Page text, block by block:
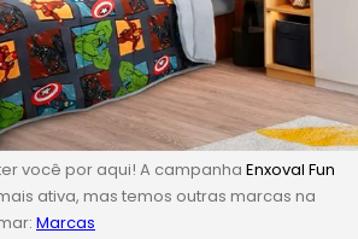
você por aqui! A campanha Enxoval Fun
ativa, mas temos outras marcas na
Marcas